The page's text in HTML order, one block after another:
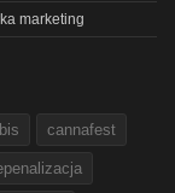
marketing
cannafest